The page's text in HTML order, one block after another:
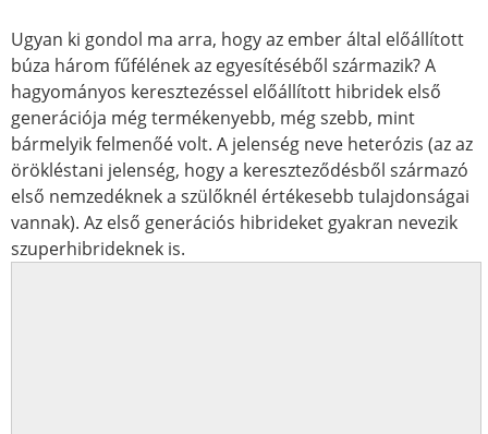
Ugyan ki gondol ma arra, hogy az ember által előállított
búza három fűfélének az egyesítéséből származik? A
hagyományos keresztezéssel előállított hibridek első
generációja még termékenyebb, még szebb, mint
bármelyik felmenőé volt. A jelenség neve heterózis (az az
örökléstani jelenség, hogy a kereszteződésből származó
első nemzedéknek a szülőknél értékesebb tulajdonságai
vannak). Az első generációs hibrideket gyakran nevezik
szuperhibrideknek is.